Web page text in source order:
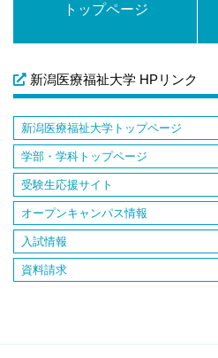
トップページ
新潟医療福祉大学 HPリンク
新潟医療福祉大学トップページ
学部・学科トップページ
受験生応援サイト
オープンキャンパス情報
入試情報
資料請求